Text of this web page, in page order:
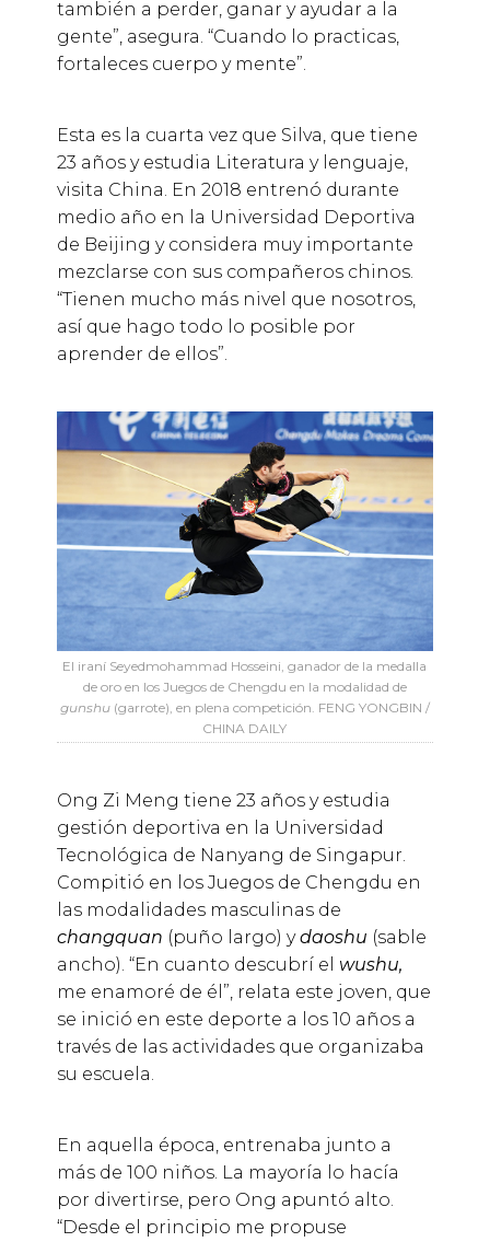
también a perder, ganar y ayudar a la
gente”, asegura. “Cuando lo practicas,
fortaleces cuerpo y mente”.
Esta es la cuarta vez que Silva, que tiene
23 años y estudia Literatura y lenguaje,
visita China. En 2018 entrenó durante
medio año en la Universidad Deportiva
de Beijing y considera muy importante
mezclarse con sus compañeros chinos.
“Tienen mucho más nivel que nosotros,
así que hago todo lo posible por
aprender de ellos”.
El iraní Seyedmohammad Hosseini, ganador de la medalla
de oro en los Juegos de Chengdu en la modalidad de
gunshu(garrote), en plena competición. FENG YONGBIN /
CHINA DAILY
Ong Zi Meng tiene 23 años y estudia
gestión deportiva en la Universidad
Tecnológica de Nanyang de Singapur.
Compitió en los Juegos de Chengdu en
las modalidades masculinas de
changquan (puño largo) ydaoshu (sable
ancho). “En cuanto descubrí el wushu,
me enamoré de él”, relata este joven, que
se inició en este deporte a los 10 años a
través de las actividades que organizaba
su escuela.
En aquella época, entrenaba junto a
más de 100 niños. La mayoría lo hacía
por divertirse, pero Ong apuntó alto.
“Desde el principio me propuse